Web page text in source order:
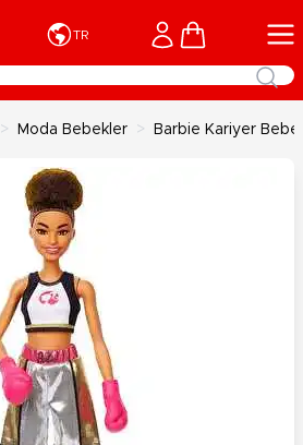
TR Cart
> Moda Bebekler > Barbie Kariyer